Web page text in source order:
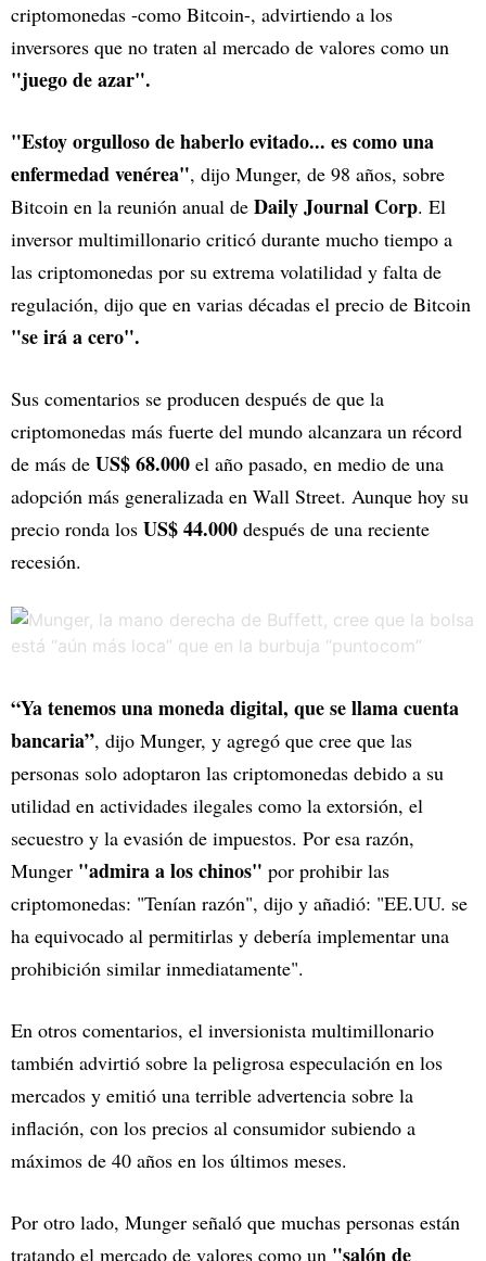
criptomonedas -como Bitcoin-, advirtiendo a los
inversores que no traten al mercado de valores como un
"juego de azar".
"Estoy orgulloso de haberlo evitado... es como una
enfermedad venérea", dijo Munger, de 98 años, sobre
Bitcoin en la reunión anual de Daily Journal Corp. El
inversor multimillonario criticó durante mucho tiempo a
las criptomonedas por su extrema volatilidad y falta de
regulación, dijo que en varias décadas el precio de Bitcoin
"se irá a cero".
Sus comentarios se producen después de que la
criptomonedas más fuerte del mundo alcanzara un récord
de más de US$ 68.000 el año pasado, en medio de una
adopción más generalizada en Wall Street. Aunque hoy su
precio ronda los US$ 44.000 después de una reciente
recesión.
“Ya tenemos una moneda digital, que se llama cuenta
bancaria”, dijo Munger, y agregó que cree que las
personas solo adoptaron las criptomonedas debido a su
utilidad en actividades ilegales como la extorsión, el
secuestro y la evasión de impuestos. Por esa razón,
Munger "admira a los chinos" por prohibir las
criptomonedas: "Tenían razón", dijo y añadió: "EE.UU. se
ha equivocado al permitirlas y debería implementar una
prohibición similar inmediatamente".
En otros comentarios, el inversionista multimillonario
también advirtió sobre la peligrosa especulación en los
mercados y emitió una terrible advertencia sobre la
inflación, con los precios al consumidor subiendo a
máximos de 40 años en los últimos meses.
Por otro lado, Munger señaló que muchas personas están
tratando el mercado de valores como un "salón de